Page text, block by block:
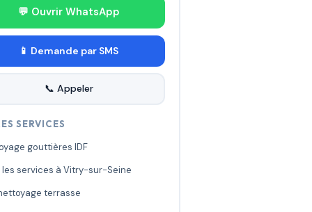
💬 Ouvrir WhatsApp
📱 Demande par SMS
📞 Appeler
SERVICES
gouttières IDF
les services à Vitry-sur-Seine
terrasse